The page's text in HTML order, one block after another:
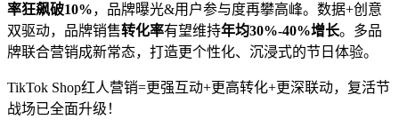
率狂飙破10%，品牌曝光&用户参与度再攀高峰。数据+创意
双驱动，品牌销售转化率有望维持年均30%-40%增长。多品
牌联合营销成新常态，打造更个性化、沉浸式的节日体验。
TikTok Shop红人营销=更强互动+更高转化+更深联动，复活节
战场已全面升级！